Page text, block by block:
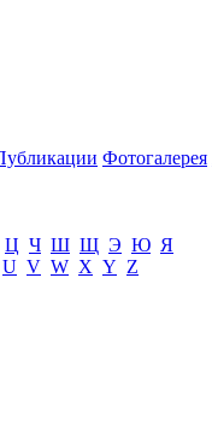
Фотогалерея
Ц Ч Ш Щ Э Ю Я
U V W X Y Z